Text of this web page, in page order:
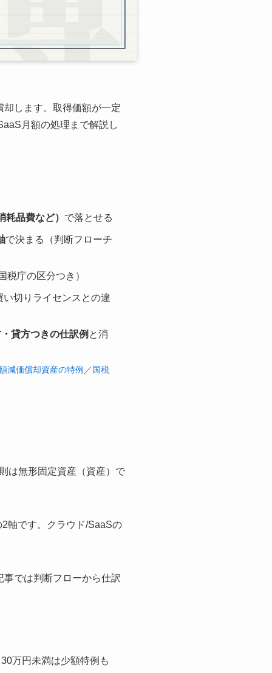
します。取得価額が一定
月額の処理まで解説し
品費など） で落とせる
で決まる（判断フローチ
税庁の区分つき）
い切りライセンスとの違
貸方つきの仕訳例 と消
減価償却資産の特例 ／国税
は無形固定資産（資産）で
2軸です。クラウド/SaaSの
では判断フローから仕訳
万円未満は少額特例も